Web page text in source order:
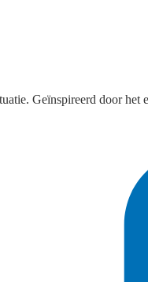
Geïnspireerd door